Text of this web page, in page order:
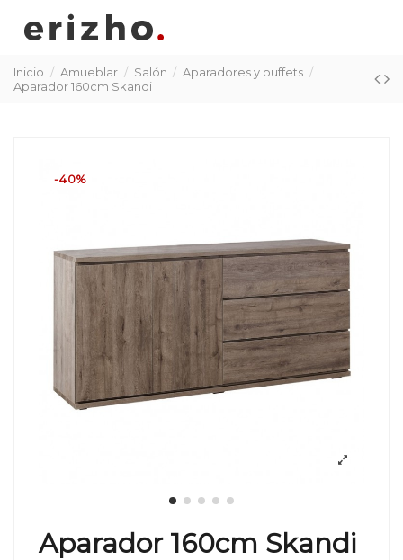
Inicio Amueblar Salón
Aparadores y buffets
Aparador 160cm Skandi
-40%
Aparador 160cm Skandi